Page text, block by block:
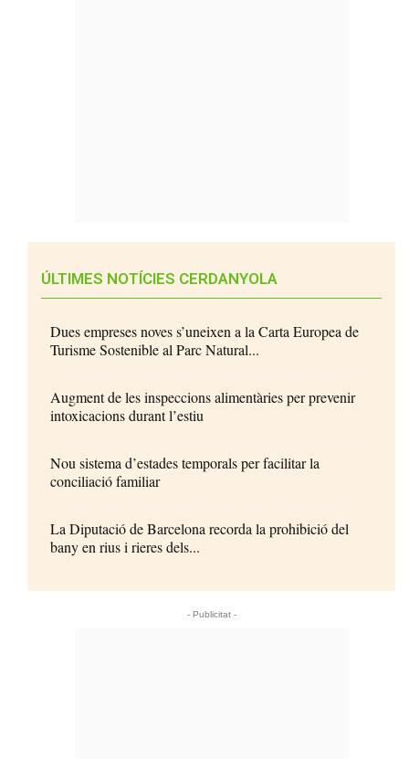
ÚLTIMES NOTÍCIES CERDANYOLA
Dues empreses noves s’uneixen a la Carta Europea de
Turisme Sostenible al Parc Natural...
Augment de les inspeccions alimentàries per prevenir
intoxicacions durant l’estiu
Nou sistema d’estades temporals per facilitar la
conciliació familiar
La Diputació de Barcelona recorda la prohibició del
bany en rius i rieres dels...
- Publicitat -